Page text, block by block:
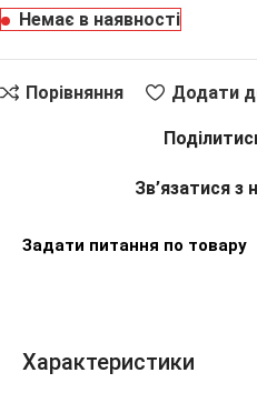
Немає в наявності
Порівняння Додати
Зв’язатися з
Задати питання по товару
Характеристики